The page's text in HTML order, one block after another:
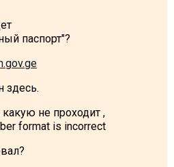
паспорт"?
здесь.
не проходит ,
format is incorrect